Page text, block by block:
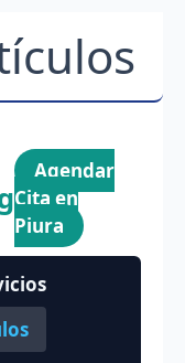
Agendar
Cita en
Piura